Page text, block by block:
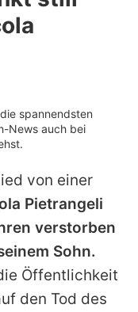
spannendsten
News auch bei
von einer
Pietrangeli
verstorben
Sohn.
Öffentlichkeit
den Tod des